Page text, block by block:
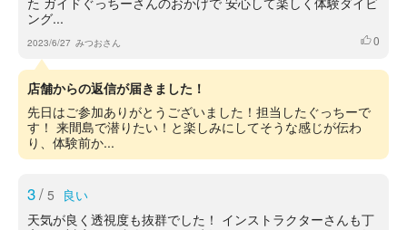
ング...
2023/6/27 みつおさん いいね
0
店舗からの返信が届きました！
先日はご参加ありがとうございました！担当したぐっちーで
す！ 来間島で潜りたい！と楽しみにしてそうな感じが伝わ
り、体験前か...
3/ 5 良い
天気が良く透視度も抜群でした！ インストラクターさんも丁